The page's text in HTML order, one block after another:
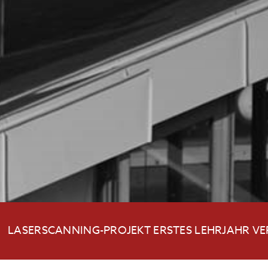
LASERSCANNING-PROJEKT ERSTES LEHRJAHR